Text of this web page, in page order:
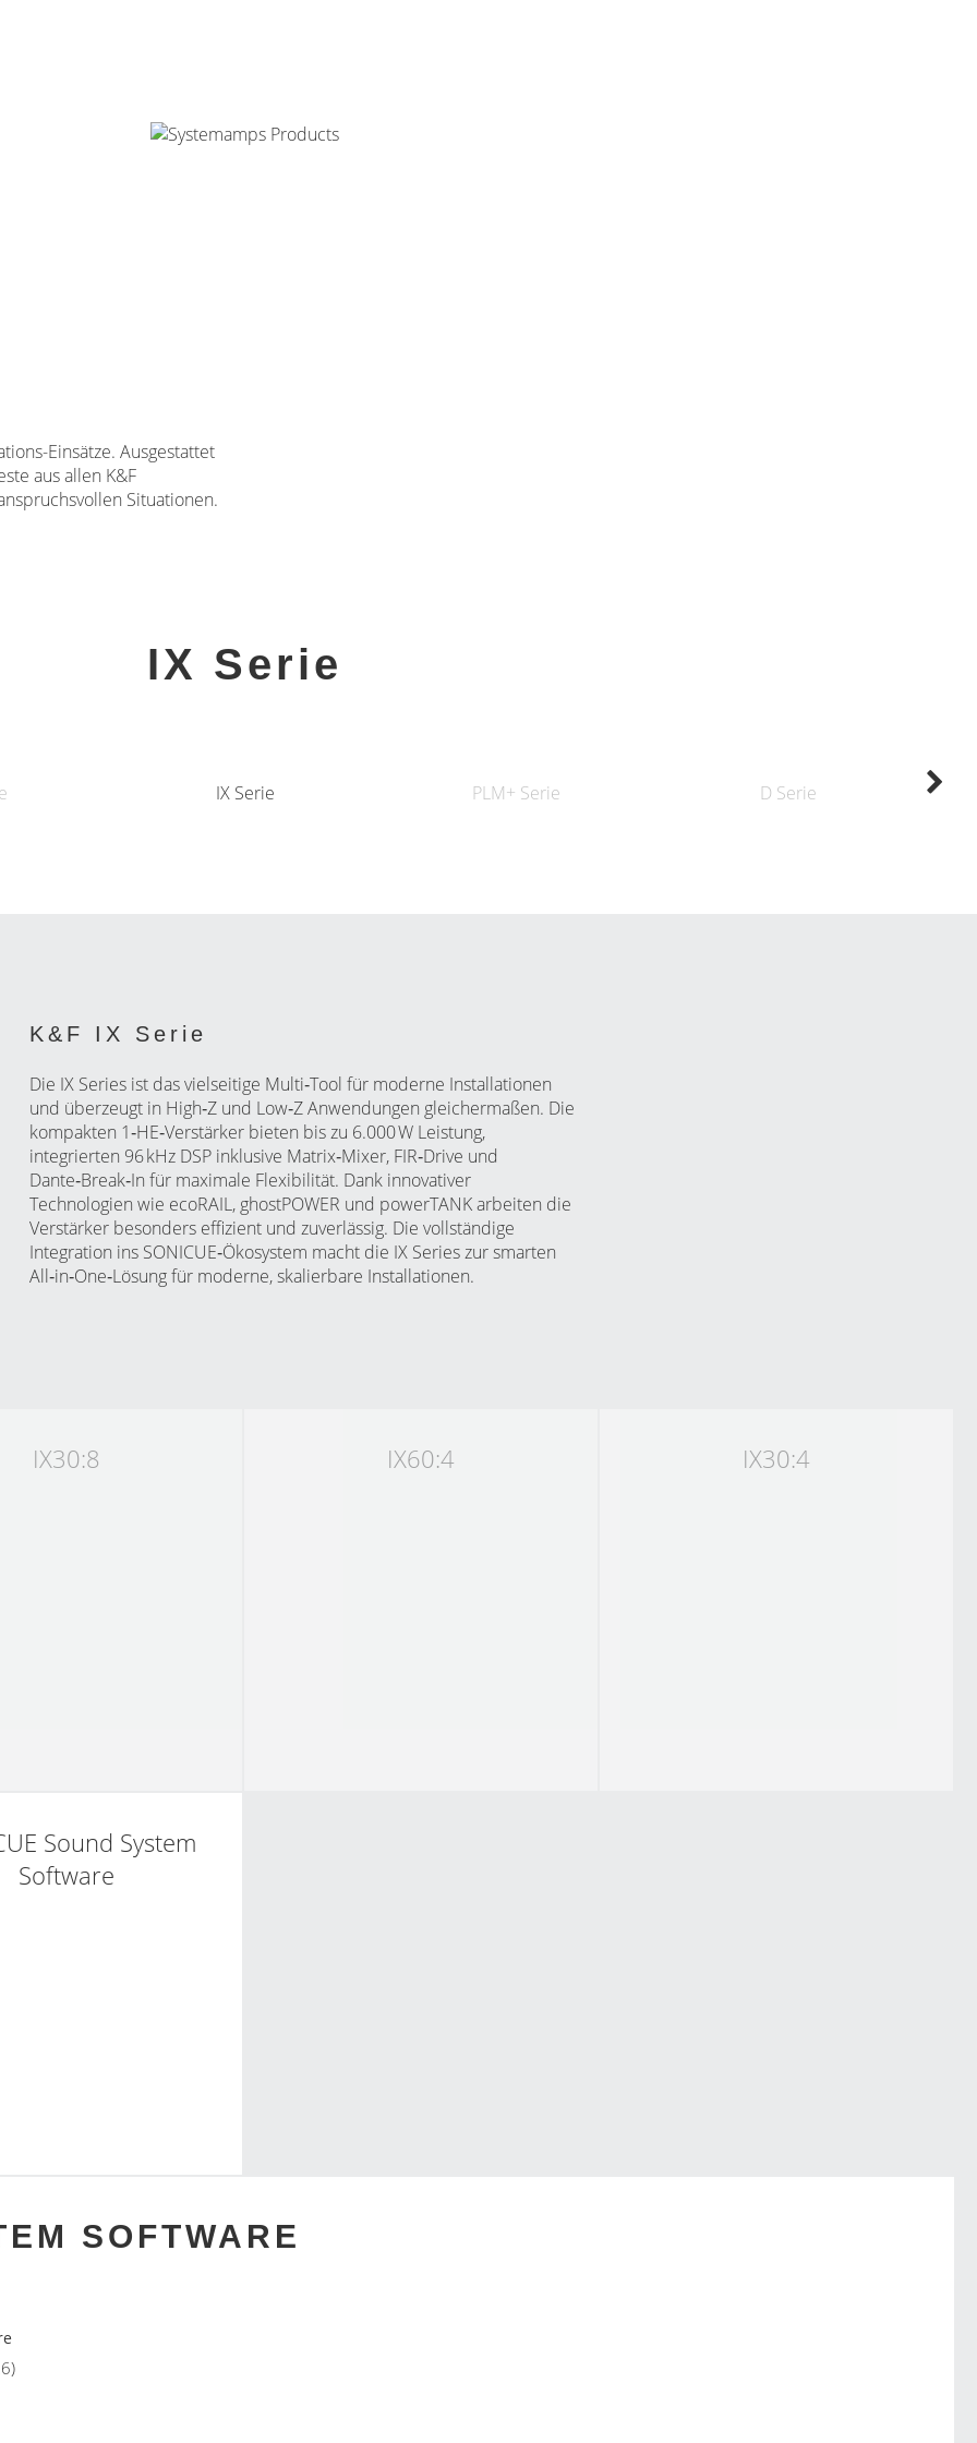
Einsätze. Ausgestattet
aus allen K&F
Situationen.
IX Serie
IX Serie PLM+ Serie D Serie
K&F IX Serie
Die IX Series ist das vielseitige Multi‑Tool für moderne Installationen
und überzeugt in High‑Z und Low‑Z Anwendungen gleichermaßen. Die
kompakten 1‑HE‑Verstärker bieten bis zu 6.000 W Leistung,
integrierten 96 kHz DSP inklusive Matrix‑Mixer, FIR‑Drive und
Dante‑Break‑In für maximale Flexibilität. Dank innovativer
Technologien wie ecoRAIL, ghostPOWER und powerTANK arbeiten die
Verstärker besonders effizient und zuverlässig. Die vollständige
Integration ins SONICUE‑Ökosystem macht die IX Series zur smarten
All‑in‑One‑Lösung für moderne, skalierbare Installationen.
IX30:8 IX60:4 IX30:4
Sound System
Software
SOFTWARE